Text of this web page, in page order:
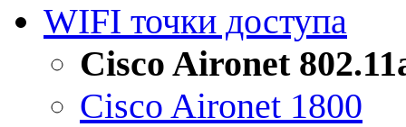
WIFI точки доступа
Cisco Aironet
Cisco Aironet 1800